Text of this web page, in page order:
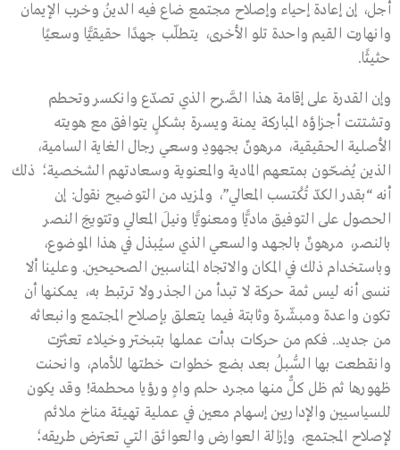
أجل، إن إعادة إحياء وإصلاح مجتمع ضاع فيه الدينُ وخرب الإيمان
وانهارت القيم واحدة تلو الأخرى، يتطلّب جهدًا حقيقيًّا وسعيًا
حثيثًا.
وإن القدرة على إقامة هذا الصَّرح الذي تصدّع وانكسر وتحطم
وتشتتت أجزاؤه المباركة يمنة ويسرة بشكلٍ يتوافق مع هويته
الأصلية الحقيقية، مرهونٌ بجهودِ وسعي رجال الغاية السامية،
الذين يُضحّون بمتعهم المادية والمعنوية وسعادتهم الشخصية؛ ذلك
أنه “بقدر الكدّ تُكْتسب المعالي”، ولمزيد من التوضيح نقول: إن
الحصول على التوفيق ماديًّا ومعنويًّا ونيلَ المعالي وتتويجَ النصر
بالنصر، مرهونٌ بالجهد والسعي الذي سيُبذل في هذا الموضوع،
وباستخدام ذلك في المكان والاتجاه المناسبين الصحيحين. وعلينا ألا
ننسى أنه ليس ثمة حركة لا تبدأ من الجذر ولا ترتبط به، يمكنها أن
تكون واعدة ومبشّرة وثابتة فيما يتعلق بإصلاح المجتمع وانبعاثه
من جديد.. فكم من حركات بدأت عملها بتبختر وخيلاء تعثّرت
وانقطعت بها السُّبلُ بعد بضع خطوات خطتها للأمام، وانحنت
ظهورها ثم ظل كلٌّ منها مجرد حلم واهٍ ورؤيا محطمة! وقد يكون
للسياسيين والإداريين إسهام معين في عملية تهيئة مناخ ملائم
لإصلاح المجتمع، وإزالة العوارض والعوائق التي تعترض طريقه؛